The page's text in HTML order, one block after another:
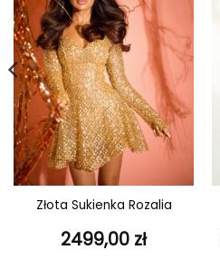
Złota Sukienka Rozalia
2499,00 zł